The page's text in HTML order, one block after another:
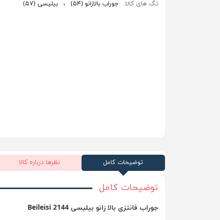
تگ های کالا: جوراب بالازانو(۵۴) ، بیلیسی(۵۷)
توضیحات کامل نظرها درباره کالا
توضیحات کامل
جوراب فانتزی بالا زانو بیلیسی 2144 Beileisi